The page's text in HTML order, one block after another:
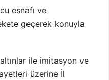
esnafı ve
geçerek konuyla
ile imitasyon ve
üzerine İl